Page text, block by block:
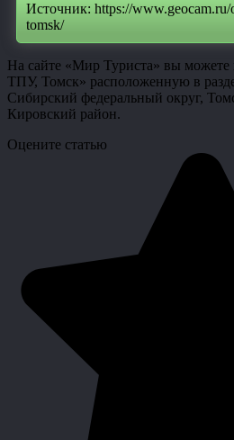
Источник: https://www.geocam.ru/
tomsk/
На сайте «Мир Туриста» вы
ТПУ, Томск» расположенную в
Сибирский федеральный округ,
Кировский район.
Оцените статью